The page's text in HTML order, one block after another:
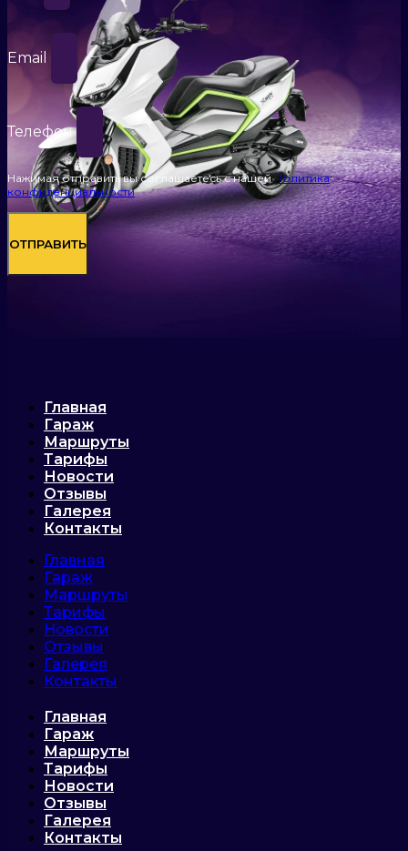
Email
Телефон
Нажимая отправить вы соглашаетесь с нашейПолитика
конфиденциальности
ОТПРАВИТЬ
Главная
Гараж
Маршруты
Тарифы
Новости
Отзывы
Галерея
Контакты
Главная
Гараж
Маршруты
Тарифы
Новости
Отзывы
Галерея
Контакты
Главная
Гараж
Маршруты
Тарифы
Новости
Отзывы
Галерея
Контакты